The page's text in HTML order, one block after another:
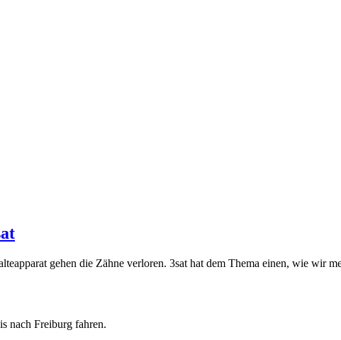
gehen die Zähne verloren. 3sat hat dem Thema einen, wie wir
nach Freiburg fahren.